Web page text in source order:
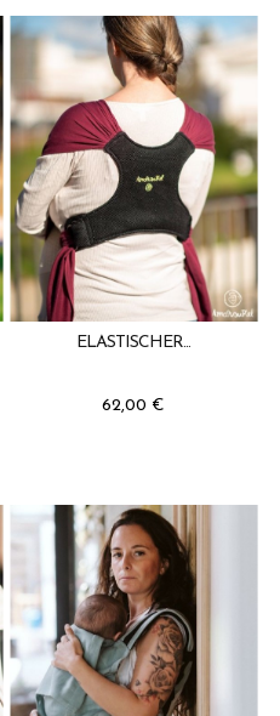
ELASTISCHER...
62,00 €